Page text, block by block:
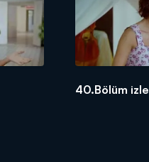
40.Bölüm izle